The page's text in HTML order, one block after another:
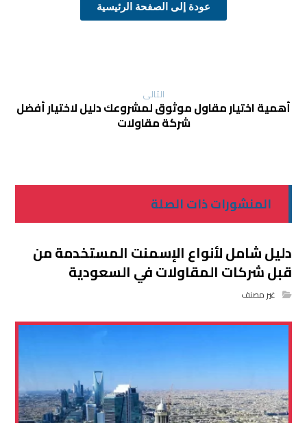
عودة إلى الصفحة الرئيسية
التالی
أهمية اختيار مقاول موثوق لمشروعك دليل لاختيار أفضل
شركة مقاولات
المنشورات ذات الصلة
دليل شامل لأنواع الإسمنت المستخدمة من
قبل شركات المقاولات في السعودية
غير مصنف